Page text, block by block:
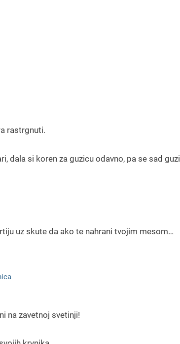
rastrgnuti.
dala si koren za guzicu odavno, pa se sad
uz skute da ako te nahrani tvojim mesom…
na zavetnoj svetinji!